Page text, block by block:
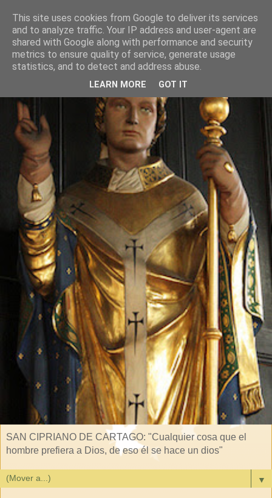
SAN CIPRIANO DE CARTAGO: "Cualquier cosa que el
hombre prefiera a Dios, de eso él se hace un dios"
▼
This site uses cookies from Google to deliver its services
and to analyze traffic. Your IP address and user-agent are
shared with Google along with performance and security
metrics to ensure quality of service, generate usage
statistics, and to detect and address abuse.
LEARN MORE GOT IT